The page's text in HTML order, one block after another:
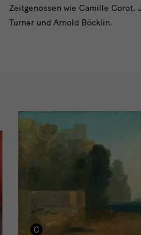
Zeitgenossen wie Camille Corot,
Turner und Arnold Böcklin.